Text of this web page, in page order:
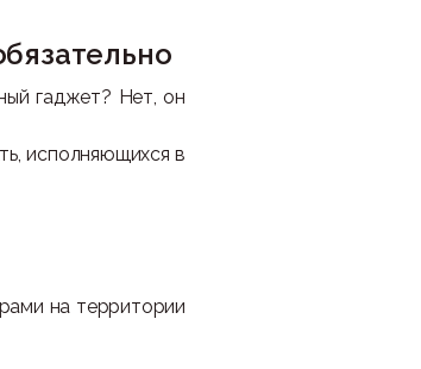
гаджет? Нет, он
исполняющихся в
на территории